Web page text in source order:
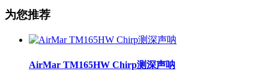
为您推荐
AirMar TM165HW Chirp测深声呐